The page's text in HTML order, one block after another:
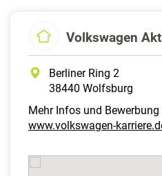
Volkswagen
Berliner Ring 2
38440 Wolfsburg
Mehr Infos und Bewerbung
www.volkswagen-